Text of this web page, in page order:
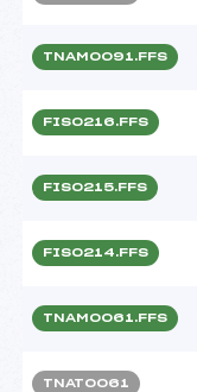
TNAM0091.FFS
FIS0216.FFS
FIS0215.FFS
FIS0214.FFS
TNAM0061.FFS
TNAT0061